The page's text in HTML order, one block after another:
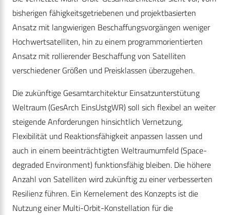
bisherigen fähigkeitsgetriebenen und projektbasierten
Ansatz mit langwierigen Beschaffungsvorgängen weniger
Hochwertsatelliten, hin zu einem programmorientierten
Ansatz mit rollierender Beschaffung von Satelliten
verschiedener Größen und Preisklassen überzugehen.
Die zukünftige Gesamtarchitektur Einsatzunterstütung
Weltraum (GesArch EinsUstgWR) soll sich flexibel an weiter
steigende Anforderungen hinsichtlich Vernetzung,
Flexibilität und Reaktionsfähigkeit anpassen lassen und
auch in einem beeinträchtigten Weltraumumfeld (Space-
degraded Environment) funktionsfähig bleiben. Die höhere
Anzahl von Satelliten wird zukünftig zu einer verbesserten
Resilienz führen. Ein Kernelement des Konzepts ist die
Nutzung einer Multi-Orbit-Konstellation für die